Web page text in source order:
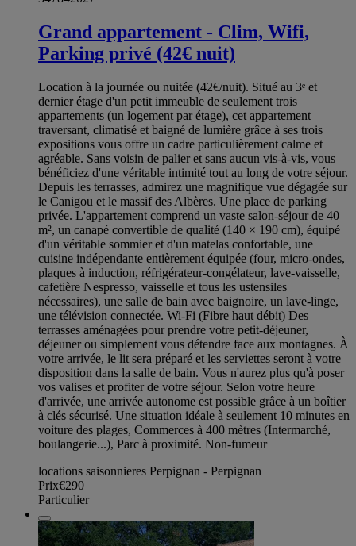
Grand appartement - Clim, Wifi,
Parking privé (42€ nuit)
Location à la journée ou nuitée (42€/nuit). Situé au 3ᵉ et
dernier étage d'un petit immeuble de seulement trois
appartements (un logement par étage), cet appartement
traversant, climatisé et baigné de lumière grâce à ses trois
expositions vous offre un cadre particulièrement calme et
agréable. Sans voisin de palier et sans aucun vis-à-vis, vous
bénéficiez d'une véritable intimité tout au long de votre séjour.
Depuis les terrasses, admirez une magnifique vue dégagée sur
le Canigou et le massif des Albères. Une place de parking
privée. L'appartement comprend un vaste salon-séjour de 40
m², un canapé convertible de qualité (140 × 190 cm), équipé
d'un véritable sommier et d'un matelas confortable, une
cuisine indépendante entièrement équipée (four, micro-ondes,
plaques à induction, réfrigérateur-congélateur, lave-vaisselle,
cafetière Nespresso, vaisselle et tous les ustensiles
nécessaires), une salle de bain avec baignoire, un lave-linge,
une télévision connectée. Wi-Fi (Fibre haut débit) Des
terrasses aménagées pour prendre votre petit-déjeuner,
déjeuner ou simplement vous détendre face aux montagnes. À
votre arrivée, le lit sera préparé et les serviettes seront à votre
disposition dans la salle de bain. Vous n'aurez plus qu'à poser
vos valises et profiter de votre séjour. Selon votre heure
d'arrivée, une arrivée autonome est possible grâce à un boîtier
à clés sécurisé. Une situation idéale à seulement 10 minutes en
voiture des plages, Commerces à 400 mètres (Intermarché,
boulangerie...), Parc à proximité. Non-fumeur
locations saisonnieres Perpignan - Perpignan
Prix€290
Particulier